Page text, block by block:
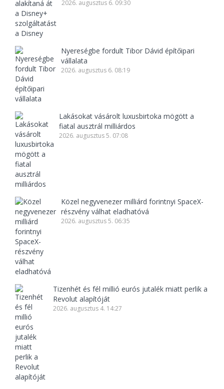
2026. augusztus 6. 09:30
Nyereségbe fordult Tibor Dávid építőipari
vállalata
2026. augusztus 6. 08:19
Lakásokat vásárolt luxusbirtoka mögött a
fiatal ausztrál milliárdos
2026. augusztus 5. 07:08
Közel negyvenezer milliárd forintnyi SpaceX-
részvény válhat eladhatóvá
2026. augusztus 5. 06:35
Tizenhét és fél millió eurós jutalék miatt perlik a
Revolut alapítóját
2026. augusztus 4. 14:27